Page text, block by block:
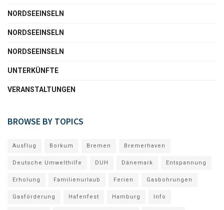
NORDSEEINSELN
NORDSEEINSELN
NORDSEEINSELN
UNTERKÜNFTE
VERANSTALTUNGEN
BROWSE BY TOPICS
Ausflug Borkum Bremen Bremerhaven
Deutsche Umwelthilfe DUH Dänemark Entspannung
Erholung Familienurlaub Ferien Gasbohrungen
Gasförderung Hafenfest Hamburg Info